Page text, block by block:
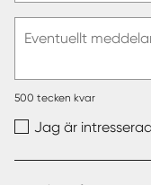
post
Eventuellt
500 tecken kvar
Jag är